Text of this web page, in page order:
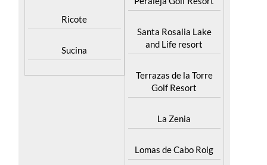
Sucina
Santa Rosalia Lake
Terrazas de la Torre
La Zenia
Lomas de Cabo Roig